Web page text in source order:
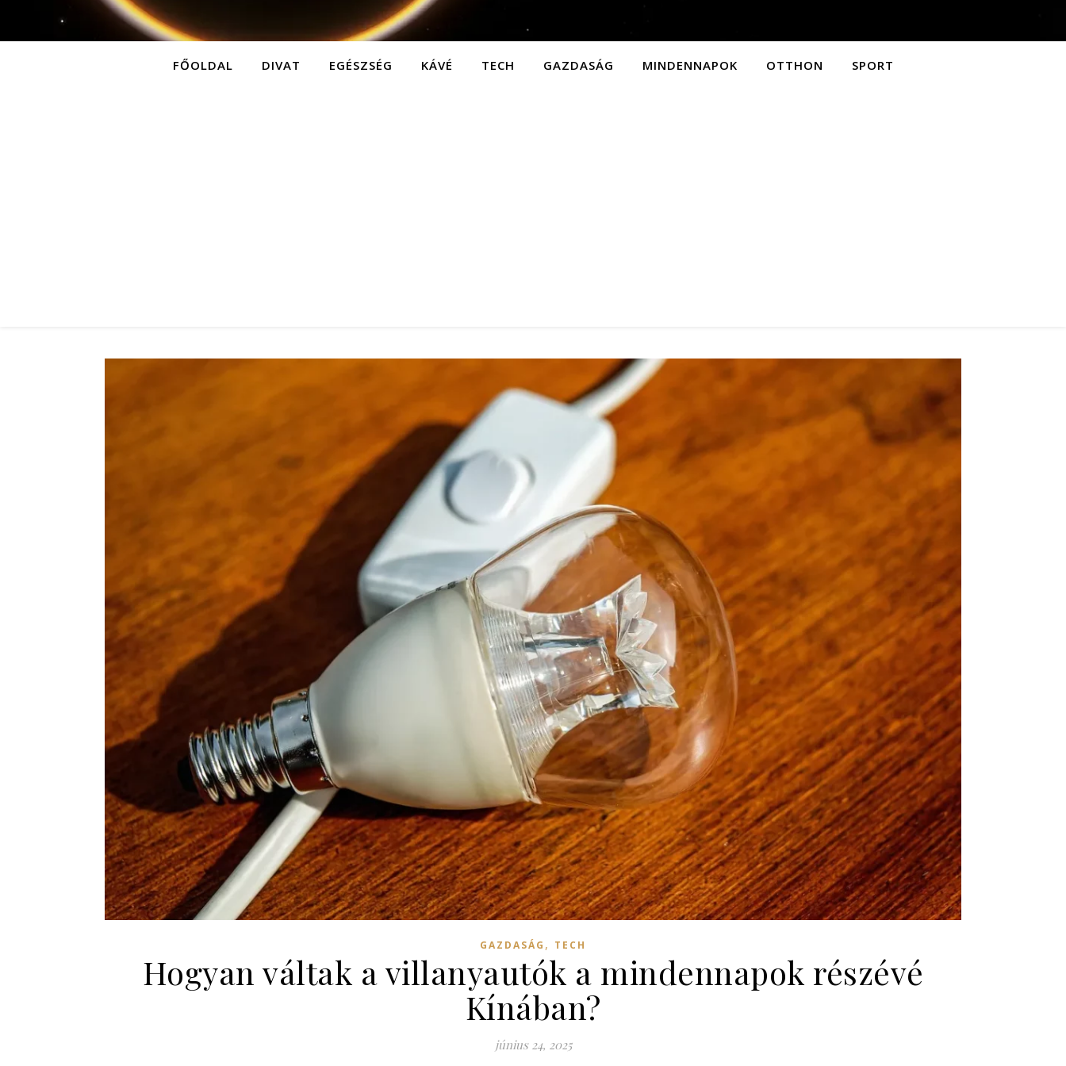
FŐOLDAL DIVAT EGÉSZSÉG KÁVÉ TECH GAZDASÁG MINDENNAPOK OTTHON SPORT
GAZDASÁG , TECH
Hogyan váltak a villanyautók a mindennapok részévé
Kínában?
június 24, 2025